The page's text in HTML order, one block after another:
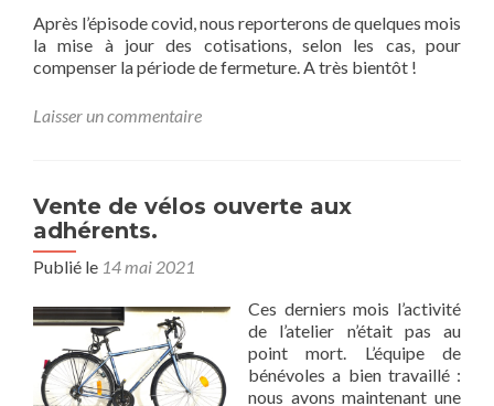
Après l’épisode covid, nous reporterons de quelques mois
la mise à jour des cotisations, selon les cas, pour
compenser la période de fermeture. A très bientôt !
Laisser un commentaire
Vente de vélos ouverte aux
adhérents.
Publié le 14 mai 2021
Ces derniers mois l’activité
de l’atelier n’était pas au
point mort. L’équipe de
bénévoles a bien travaillé :
nous avons maintenant une